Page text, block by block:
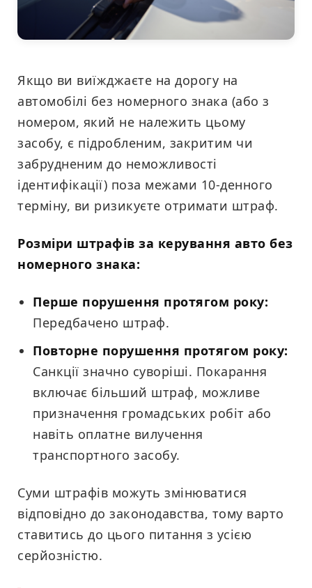
Якщо ви виїжджаєте на дорогу на
автомобілі без номерного знака (або з
номером, який не належить цьому
засобу, є підробленим, закритим чи
забрудненим до неможливості
ідентифікації) поза межами 10-денного
терміну, ви ризикуєте отримати штраф.
Розміри штрафів за керування авто без
номерного знака:
Перше порушення протягом року:
Передбачено штраф.
Повторне порушення протягом року:
Санкції значно суворіші. Покарання
включає більший штраф, можливе
призначення громадських робіт або
навіть оплатне вилучення
транспортного засобу.
Суми штрафів можуть змінюватися
відповідно до законодавства, тому варто
ставитись до цього питання з усією
серйозністю.